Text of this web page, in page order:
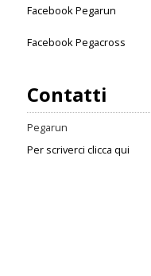
Facebook Pegarun
Facebook Pegacross
Contatti
Pegarun
Per scriverci clicca qui